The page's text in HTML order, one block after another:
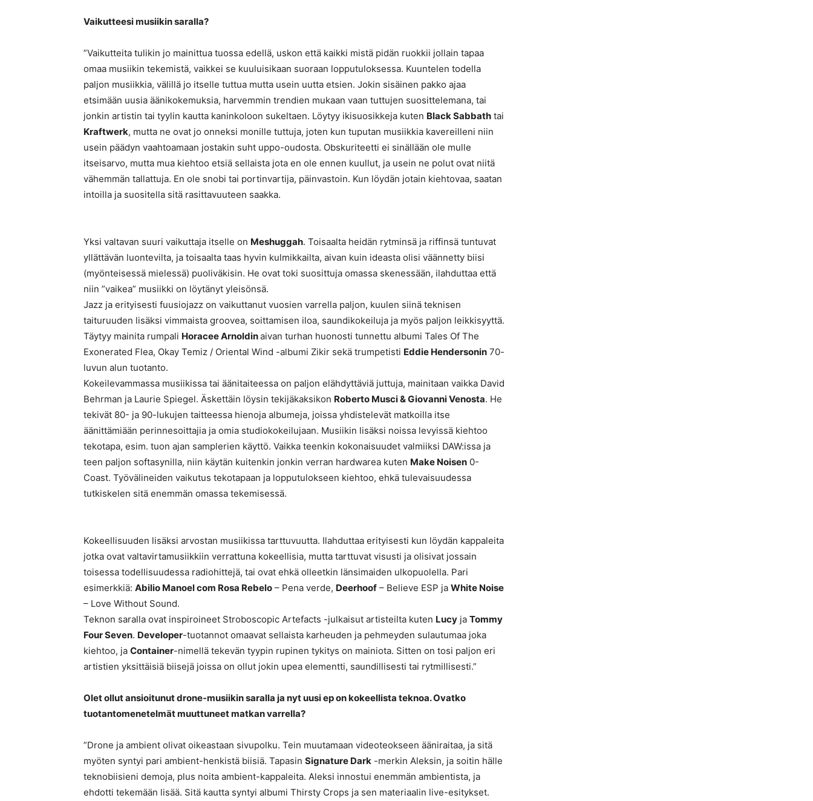
Vaikutteesi musiikin saralla?
”Vaikutteita tulikin jo mainittua tuossa edellä, uskon että kaikki mistä pidän ruokkii jollain tapaa
omaa musiikin tekemistä, vaikkei se kuuluisikaan suoraan lopputuloksessa. Kuuntelen todella
paljon musiikkia, välillä jo itselle tuttua mutta usein uutta etsien. Jokin sisäinen pakko ajaa
etsimään uusia äänikokemuksia, harvemmin trendien mukaan vaan tuttujen suosittelemana, tai
jonkin artistin tai tyylin kautta kaninkoloon sukeltaen. Löytyy ikisuosikkeja kuten Black Sabbath tai
Kraftwerk, mutta ne ovat jo onneksi monille tuttuja, joten kun tuputan musiikkia kavereilleni niin
usein päädyn vaahtoamaan jostakin suht uppo-oudosta. Obskuriteetti ei sinällään ole mulle
itseisarvo, mutta mua kiehtoo etsiä sellaista jota en ole ennen kuullut, ja usein ne polut ovat niitä
vähemmän tallattuja. En ole snobi tai portinvartija, päinvastoin. Kun löydän jotain kiehtovaa, saatan
intoilla ja suositella sitä rasittavuuteen saakka.
Yksi valtavan suuri vaikuttaja itselle on Meshuggah. Toisaalta heidän rytminsä ja riffinsä tuntuvat
yllättävän luontevilta, ja toisaalta taas hyvin kulmikkailta, aivan kuin ideasta olisi väännetty biisi
(myönteisessä mielessä) puoliväkisin. He ovat toki suosittuja omassa skenessään, ilahduttaa että
niin ”vaikea” musiikki on löytänyt yleisönsä.
Jazz ja erityisesti fuusiojazz on vaikuttanut vuosien varrella paljon, kuulen siinä teknisen
taituruuden lisäksi vimmaista groovea, soittamisen iloa, saundikokeiluja ja myös paljon leikkisyyttä.
Täytyy mainita rumpali Horacee Arnoldinaivan turhan huonosti tunnettu albumi Tales Of The
Exonerated Flea, Okay Temiz / Oriental Wind -albumi Zikir sekä trumpetisti Eddie Hendersonin 70-
luvun alun tuotanto.
Kokeilevammassa musiikissa tai äänitaiteessa on paljon elähdyttäviä juttuja, mainitaan vaikka David
Behrman ja Laurie Spiegel. Äskettäin löysin tekijäkaksikon Roberto Musci & Giovanni Venosta. He
tekivät 80- ja 90-lukujen taitteessa hienoja albumeja, joissa yhdistelevät matkoilla itse
äänittämiään perinnesoittajia ja omia studiokokeilujaan. Musiikin lisäksi noissa levyissä kiehtoo
tekotapa, esim. tuon ajan samplerien käyttö. Vaikka teenkin kokonaisuudet valmiiksi DAW:issa ja
teen paljon softasynilla, niin käytän kuitenkin jonkin verran hardwarea kuten Make Noisen 0-
Coast. Työvälineiden vaikutus tekotapaan ja lopputulokseen kiehtoo, ehkä tulevaisuudessa
tutkiskelen sitä enemmän omassa tekemisessä.
Kokeellisuuden lisäksi arvostan musiikissa tarttuvuutta. Ilahduttaa erityisesti kun löydän kappaleita
jotka ovat valtavirtamusiikkiin verrattuna kokeellisia, mutta tarttuvat visusti ja olisivat jossain
toisessa todellisuudessa radiohittejä, tai ovat ehkä olleetkin länsimaiden ulkopuolella. Pari
esimerkkiä: Abilio Manoel com Rosa Rebelo – Pena verde, Deerhoof – Believe ESP ja White Noise
– Love Without Sound.
Teknon saralla ovat inspiroineet Stroboscopic Artefacts -julkaisut artisteilta kuten Lucy ja Tommy
Four Seven. Developer-tuotannot omaavat sellaista karheuden ja pehmeyden sulautumaa joka
kiehtoo, ja Container-nimellä tekevän tyypin rupinen tykitys on mainiota. Sitten on tosi paljon eri
artistien yksittäisiä biisejä joissa on ollut jokin upea elementti, saundillisesti tai rytmillisesti.”
Olet ollut ansioitunut drone-musiikin saralla ja nyt uusi ep on kokeellista teknoa. Ovatko
tuotantomenetelmät muuttuneet matkan varrella?
”Drone ja ambient olivat oikeastaan sivupolku. Tein muutamaan videoteokseen ääniraitaa, ja sitä
myöten syntyi pari ambient-henkistä biisiä. Tapasin Signature Dark -merkin Aleksin, ja soitin hälle
teknobiisieni demoja, plus noita ambient-kappaleita. Aleksi innostui enemmän ambientista, ja
ehdotti tekemään lisää. Sitä kautta syntyi albumi Thirsty Crops ja sen materiaalin live-esitykset.